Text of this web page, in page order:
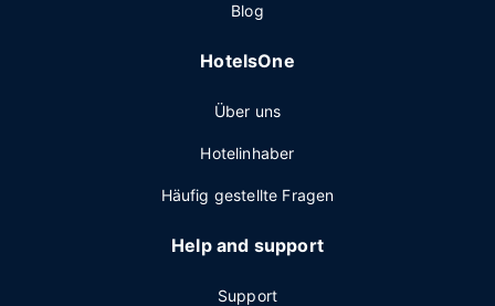
Blog
HotelsOne
Über uns
Hotelinhaber
Häufig gestellte Fragen
Help and support
Support